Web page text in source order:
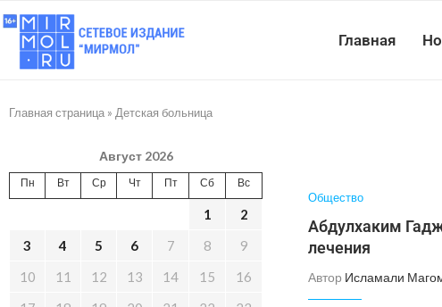
Главная
Главная страница » Детская больница
Общество
Абдулхаким
лечения
Автор Исламали
Август 2026
Пн Вт Ср Чт Пт Сб Вс
1
2
3
4 5 6 7 8
9
10
11 12 13 14 15
16